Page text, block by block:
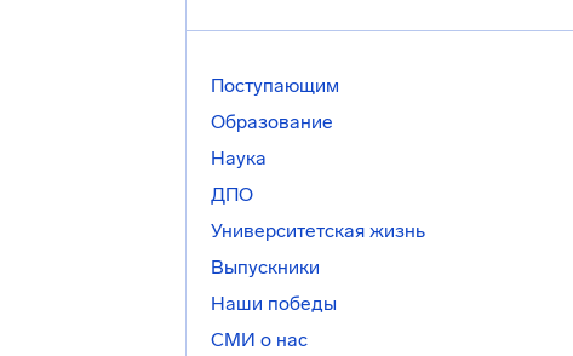
Поступающим
Образование
Наука
ДПО
Университетская жизнь
Выпускники
Наши победы
СМИ о нас